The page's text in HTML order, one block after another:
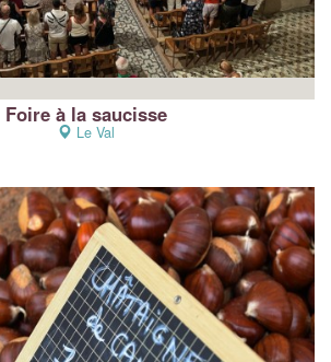
Foire à la saucisse
Le Val